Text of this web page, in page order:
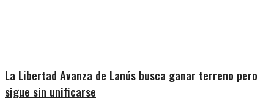
La Libertad Avanza de Lanús busca ganar terreno pero
sigue sin unificarse